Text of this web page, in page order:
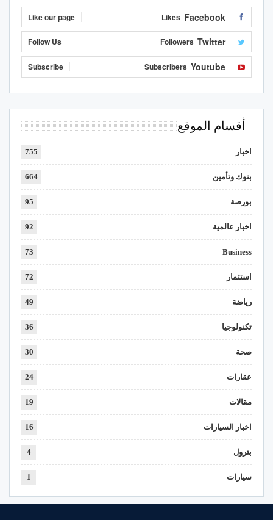
Facebook
Likes
Like our page
Twitter
Followers
Follow Us
Youtube
Subscribers
Subscribe
أقسام الموقع
اخبار 755
بنوك وتأمين 664
بورصة 95
اخبار عالمية 92
Business
73
استثمار 72
رياضة 49
تكنولوجيا 36
صحة 30
عقارات 24
مقالات 19
اخبار السيارات 16
بترول 4
سيارات 1